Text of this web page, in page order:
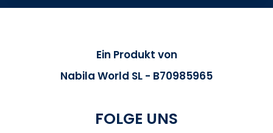
Ein Produkt von
Nabila World SL - B70985965
FOLGE UNS